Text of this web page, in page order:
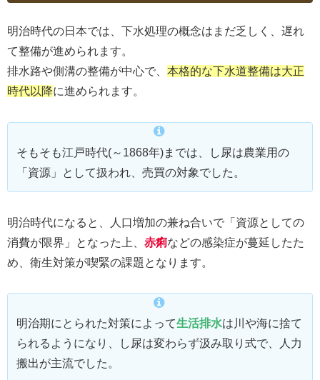
明治時代の日本では、下水処理の概念はまだ乏しく、遅れ
て整備が進められます。
排水路や側溝の整備が中心で、 本格的な下水道整備は大正
時代以降に進められます。
そもそも江戸時代(～1868年)までは、し尿は農業用の
「資源」として扱われ、売買の対象でした。
明治時代になると、人口増加の兼ね合いで「資源としての
消費が限界」となった上、 赤痢などの感染症が蔓延したた
め、衛生対策が喫緊の課題となります。
明治期にとられた対策によって生活排水は川や海に捨て
られるようになり、し尿は変わらず汲み取り式で、人力
搬出が主流でした。